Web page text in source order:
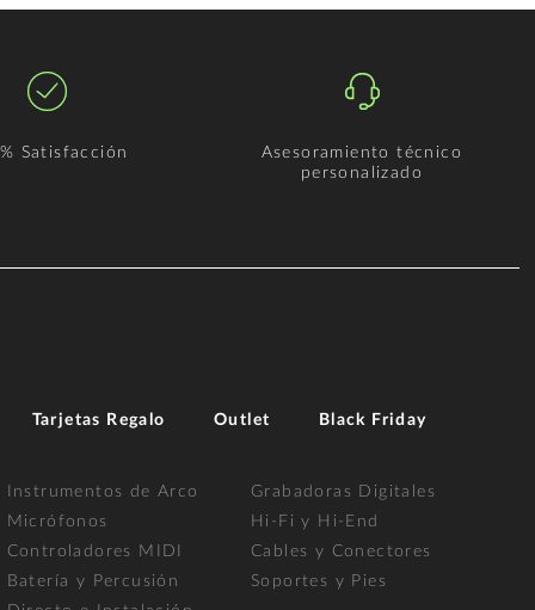
Satisfacción
Asesoramiento técnico
personalizado
Tarjetas Regalo Outlet Black Friday
Instrumentos de Arco
Micrófonos
Controladores MIDI
Batería y Percusión
Grabadoras Digitales
Hi-Fi y Hi-End
Cables y Conectores
Soportes y Pies